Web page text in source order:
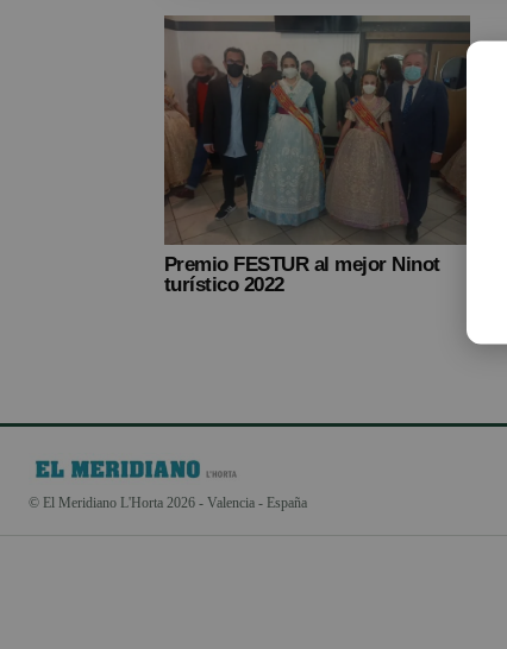
Premio FESTUR al mejor Ninot
turístico 2022
© El Meridiano L'Horta 2026 - Valencia - España